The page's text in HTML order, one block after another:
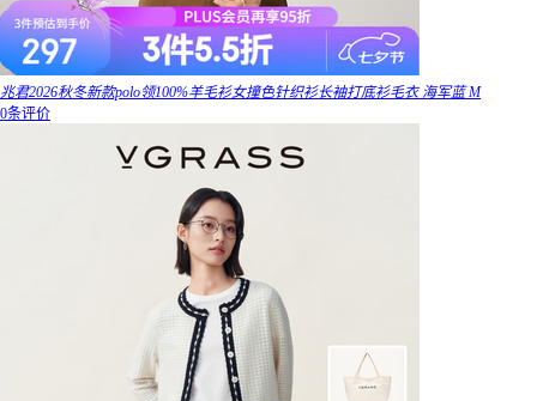
兆君2026秋冬新款polo领100%羊毛衫女撞色针织衫长袖打底衫毛衣 海军蓝 M
0条评价